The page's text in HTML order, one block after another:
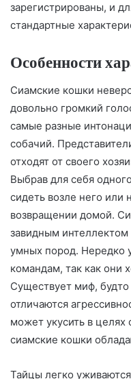
зарегистрированы, и
стандартные
Особенности
Сиамские кошки
довольно громкий
самые разные
собачий.
отходят от своего
Выбрав для себя
сидеть возле него или
возвращении домой.
завидным
умных пород. Нередко
командам, так как они
Существует миф,
отличаются
может укусить в
сиамские кошки
Тайцы легко